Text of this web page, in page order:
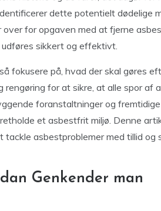
dette potentielt dødelige
over for opgaven med at fjerne
sikkert og effektivt.
fokusere på, hvad der skal gøres
for at sikre, at alle spor af
foranstaltninger og fremtidige
et asbestfrit miljø. Denne
asbestproblemer med tillid og
Genkender man